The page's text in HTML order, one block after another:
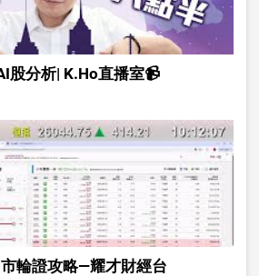
股分析| K.Ho直播室📹
輪證攻略—耀才財經台